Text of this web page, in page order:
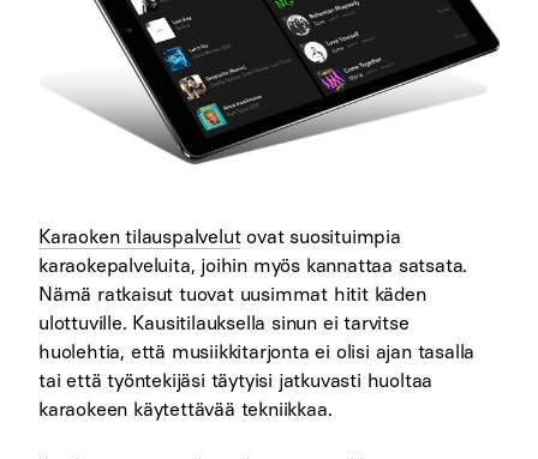
Karaoken tilauspalvelutovat suosituimpia
karaokepalveluita, joihin myös kannattaa satsata.
Nämä ratkaisut tuovat uusimmat hitit käden
ulottuville. Kausitilauksella sinun ei tarvitse
huolehtia, että musiikkitarjonta ei olisi ajan tasalla
tai että työntekijäsi täytyisi jatkuvasti huoltaa
karaokeen käytettävää tekniikkaa.